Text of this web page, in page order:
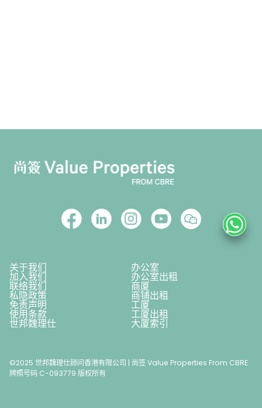
关于我们 办公室
加入我们 办公室出租
联络我们 商厦
私隐政策 商铺出租
免责声明 工厦
使用条款 工厦出租
世邦魏理仕 大厦索引
©2025 世邦魏理仕顾问香港有限公司 | 尚签 Value Properties From CBRE
牌照号码 C-093779 版权所有